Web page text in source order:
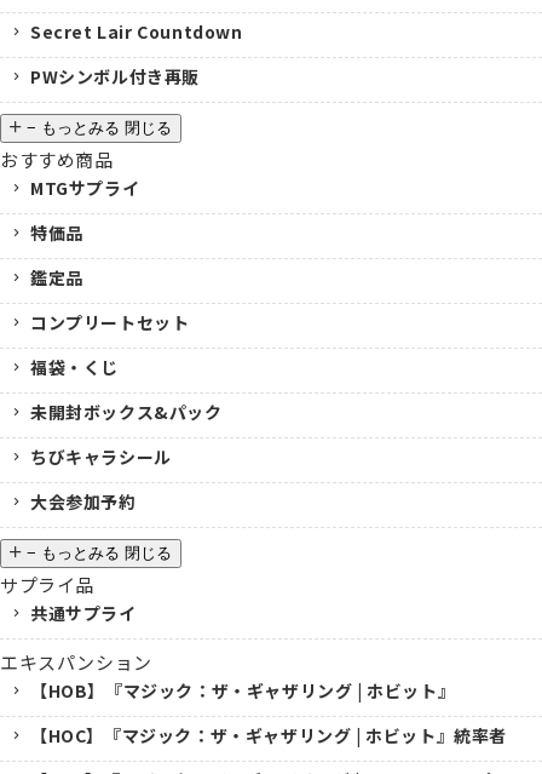
Secret Lair Countdown
PWシンボル付き再販
− もっとみる 閉じる
おすすめ商品
MTGサプライ
特価品
鑑定品
コンプリートセット
福袋・くじ
未開封ボックス&パック
ちびキャラシール
大会参加予約
− もっとみる 閉じる
サプライ品
共通サプライ
エキスパンション
【HOB】『マジック：ザ・ギャザリング | ホビット』
【HOC】『マジック：ザ・ギャザリング | ホビット』統率者